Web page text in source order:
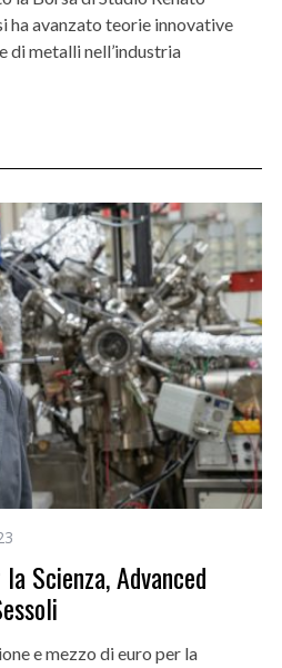
ha avanzato teorie innovative
di metalli nell’industria
Scienza, Advanced
e mezzo di euro per la